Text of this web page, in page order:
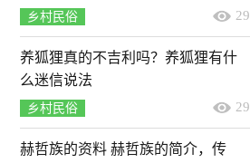
乡村民俗 29
养狐狸真的不吉利吗？养狐狸有什
么迷信说法
乡村民俗 29
赫哲族的资料 赫哲族的简介，传